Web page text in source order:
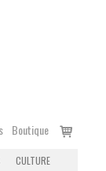
Boutique
Voir
CULTURE